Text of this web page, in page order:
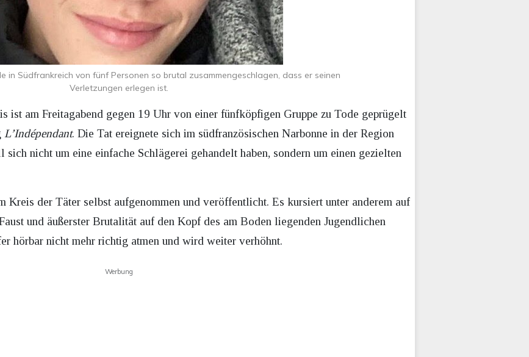
in Südfrankreich von fünf Personen so brutal zusammengeschlagen, dass er seinen
Verletzungen erlegen ist.
ist am Freitagabend gegen 19 Uhr von einer fünfköpfigen Gruppe zu Tode geprügelt
L’Indépendant. Die Tat ereignete sich im südfranzösischen Narbonne in der Region
nicht um eine einfache Schlägerei gehandelt haben, sondern um einen gezielten
der Täter selbst aufgenommen und veröffentlicht. Es kursiert unter anderem auf
und äußerster Brutalität auf den Kopf des am Boden liegenden Jugendlichen
hörbar nicht mehr richtig atmen und wird weiter verhöhnt.
Werbung